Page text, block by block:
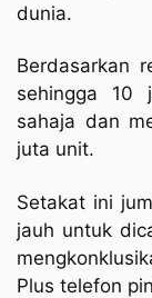
dunia.
Berdasarkan
sehingga 10
sahaja dan
juta unit.
Setakat ini
jauh untuk
Plus telefon